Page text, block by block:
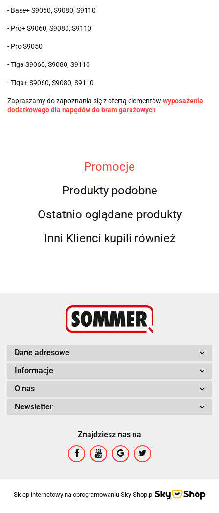
- Base+ S9060, S9080, S9110
- Pro+ S9060, S9080, S9110
- Pro S9050
- Tiga S9060, S9080, S9110
- Tiga+ S9060, S9080, S9110
Zapraszamy do zapoznania się z ofertą elementów wyposażenia
dodatkowego dla napędów do bram garażowych
Promocje
Produkty podobne
Ostatnio oglądane produkty
Inni Klienci kupili również
Dane adresowe
Informacje
O nas
Newsletter
Znajdziesz nas na
Sklep internetowy na oprogramowaniu Sky-Shop.pl